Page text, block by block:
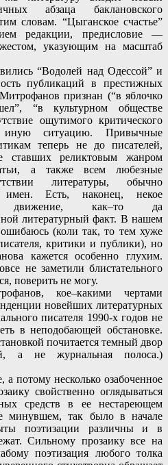
абзаца баклановского
словам. “Цыганское счастье”
редакции, предисловие —
указующим на масштаб
“Водолей над Одессой” и
публикаций в престижных
признан (“в яблочко
“в культурном обществе
ощутимого критического
иную ситуацию. Привычные
теперь не до писателей,
реликтовым жанром
а также всем любезные
литературы, обычно
имен. Есть, наконец, некое
движение, как–то да
литературный факт. В нашем
(коли так, то тем хуже
критики и публики), но
кажется особенно глухим.
не заметили блистательного
поверить не могу.
кое–какими чертами
новейших литературных
писателя 1990-х годов не
в неподобающей обстановке.
почитается темный двор
а не журнальная полоса.)
потому несколько озабоченное
свойственно оглядываться
средств в ее нестареющем
минувшем, так было в начале
поэтизации различны и в
Сильному прозаику все на
поэтизация любого толка